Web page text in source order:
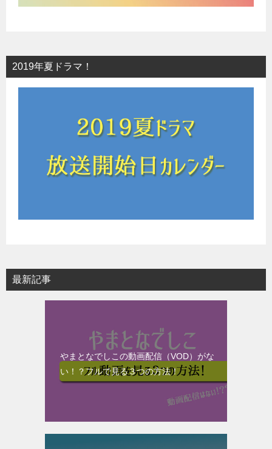
2019年夏ドラマ！
最新記事
やまとなでしこの動画配信（VOD）がな
い！？フルで見る３つの方法！